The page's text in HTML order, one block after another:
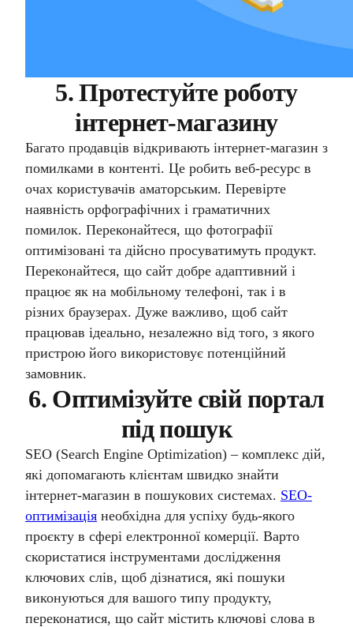
5. Протестуйте роботу
інтернет-магазину
Багато продавців відкривають інтернет-магазин з
помилками в контенті. Це робить веб-ресурс в
очах користувачів аматорським. Перевірте
наявність орфографічних і граматичних
помилок. Переконайтеся, що фотографії
оптимізовані та дійсно просуватимуть продукт.
Переконайтеся, що сайт добре адаптивний і
працює як на мобільному телефоні, так і в
різних браузерах. Дуже важливо, щоб сайт
працював ідеально, незалежно від того, з якого
пристрою його використовує потенційний
замовник.
6. Оптимізуйте свій портал
під пошук
SEO (Search Engine Optimization) – комплекс дій,
які допомагають клієнтам швидко знайти
інтернет-магазин в пошукових системах. SEO-
оптимізація необхідна для успіху будь-якого
проєкту в сфері електронної комерції. Варто
скористатися інструментами дослідження
ключових слів, щоб дізнатися, які пошуки
виконуються для вашого типу продукту,
переконатися, що сайт містить ключові слова в